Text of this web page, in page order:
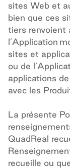
sites Web et
bien que ces
tiers renvoient
l’Application
sites et
ou de
applications
avec les
La présente
QuadReal
recueille ou